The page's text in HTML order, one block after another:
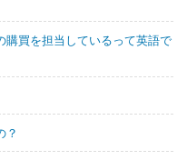
購買を担当しているって英語で
？